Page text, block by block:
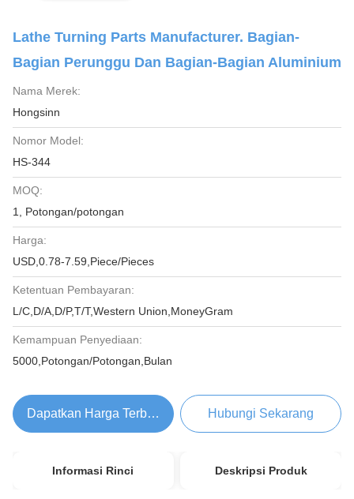
Lathe Turning Parts Manufacturer. Bagian-
Bagian Perunggu Dan Bagian-Bagian Aluminium
Nama Merek:
Hongsinn
Nomor Model:
HS-344
MOQ:
1, Potongan/potongan
Harga:
USD,0.78-7.59,Piece/Pieces
Ketentuan Pembayaran:
L/C,D/A,D/P,T/T,Western Union,MoneyGram
Kemampuan Penyediaan:
5000,Potongan/Potongan,Bulan
Dapatkan Harga Terbaik Hubungi Sekarang
Informasi Rinci Deskripsi Produk